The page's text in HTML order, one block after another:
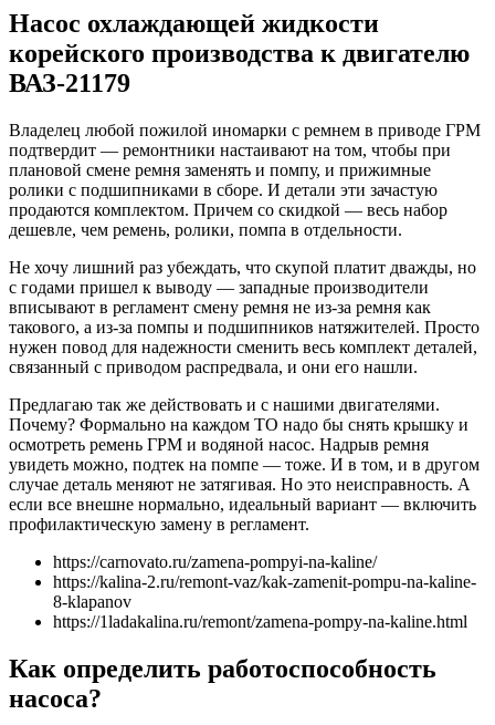
Насос охлаждающей жидкости
корейского производства к двигателю
ВАЗ-21179
Владелец любой пожилой иномарки с ремнем в приводе ГРМ
подтвердит — ремонтники настаивают на том, чтобы при
плановой смене ремня заменять и помпу, и прижимные
ролики с подшипниками в сборе. И детали эти зачастую
продаются комплектом. Причем со скидкой — весь набор
дешевле, чем ремень, ролики, помпа в отдельности.
Не хочу лишний раз убеждать, что скупой платит дважды, но
с годами пришел к выводу — западные производители
вписывают в регламент смену ремня не из-за ремня как
такового, а из-за помпы и подшипников натяжителей. Просто
нужен повод для надежности сменить весь комплект деталей,
связанный с приводом распредвала, и они его нашли.
Предлагаю так же действовать и с нашими двигателями.
Почему? Формально на каждом ТО надо бы снять крышку и
осмотреть ремень ГРМ и водяной насос. Надрыв ремня
увидеть можно, подтек на помпе — тоже. И в том, и в другом
случае деталь меняют не затягивая. Но это неисправность. А
если все внешне нормально, идеальный вариант — включить
профилактическую замену в регламент.
https://carnovato.ru/zamena-pompyi-na-kaline/
https://kalina-2.ru/remont-vaz/kak-zamenit-pompu-na-kaline-
8-klapanov
https://1ladakalina.ru/remont/zamena-pompy-na-kaline.html
Как определить работоспособность
насоса?